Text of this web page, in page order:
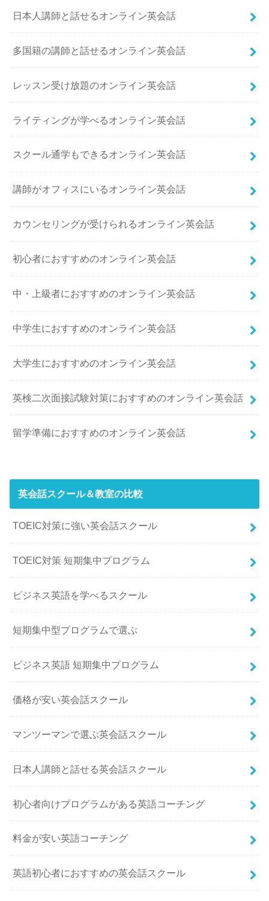
日本人講師と話せるオンライン英会話
多国籍の講師と話せるオンライン英会話
レッスン受け放題のオンライン英会話
ライティングが学べるオンライン英会話
スクール通学もできるオンライン英会話
講師がオフィスにいるオンライン英会話
カウンセリングが受けられるオンライン英会話
初心者におすすめのオンライン英会話
中・上級者におすすめのオンライン英会話
中学生におすすめのオンライン英会話
大学生におすすめのオンライン英会話
英検二次面接試験対策におすすめのオンライン英会話
留学準備におすすめのオンライン英会話
英会話スクール＆教室の比較
TOEIC対策に強い英会話スクール
TOEIC対策 短期集中プログラム
ビジネス英語を学べるスクール
短期集中型プログラムで選ぶ
ビジネス英語 短期集中プログラム
価格が安い英会話スクール
マンツーマンで選ぶ英会話スクール
日本人講師と話せる英会話スクール
初心者向けプログラムがある英語コーチング
料金が安い英語コーチング
英語初心者におすすめの英会話スクール